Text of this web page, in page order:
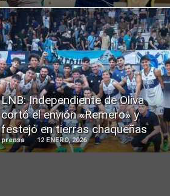
LNB: Independiente de Oliva
cortó el envión «Remero» y
festejó en tierras chaqueñas
prensa 12 ENERO, 2026
READ
MORE